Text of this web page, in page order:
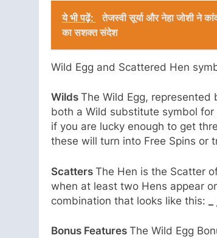
ये भी पढ़ें:
तेजस्वी सूर्या और नेहा जोशी ने
का सशक्त संदेश
Wild Egg and Scattered Hen
Wilds The Wild Egg,
both a Wild substitute symbol
if you are lucky enough to get
these will turn into Free Spins or
Scatters The Hen is the Scatter
when at least two Hens appear
combination that looks like this:
Bonus Features The Wild Egg